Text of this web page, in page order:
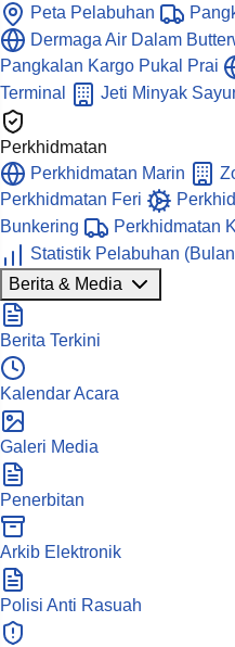
Peta Pelabuhan
Dermaga Air Dalam
Pangkalan Kargo Pukal Prai
Terminal
Jeti Minyak
Perkhidmatan
Perkhidmatan Marin
Perkhidmatan Feri
Bunkering
Perkhidmatan
Statistik Pelabuhan
Berita & Media
Berita Terkini
Kalendar Acara
Galeri Media
Penerbitan
Arkib Elektronik
Polisi Anti Rasuah